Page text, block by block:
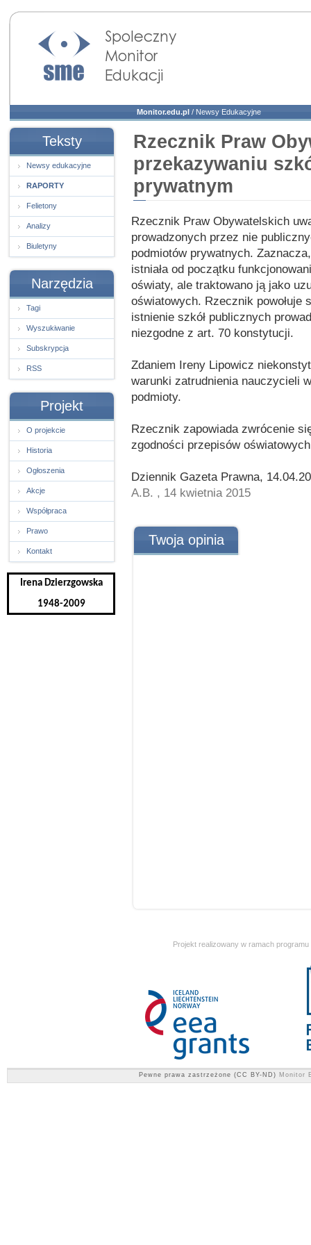
Społeczny Monitor
Edukacji
Monitor.edu.pl / Newsy Edukacyjne
Teksty
Newsy edukacyjne
RAPORTY
Felietony
Analizy
Biuletyny
Narzędzia
Tagi
Wyszukiwanie
Subskrypcja
RSS
Projekt
O projekcie
Historia
Ogłoszenia
Akcje
Współpraca
Prawo
Kontakt
Irena Dzierzgowska
1948-2009
Rzecznik Praw
przekazywaniu
prywatnym
Rzecznik Praw Obywatelskich
prowadzonych przez nie
podmiotów prywatnych.
istniała od początku
oświaty, ale traktowano ją jako
oświatowych. Rzecznik powołuje
istnienie szkół publicznych
niezgodne z art. 70 konstytucji.
Zdaniem Ireny Lipowicz
warunki zatrudnienia nauczycieli
podmioty.
Rzecznik zapowiada zwrócenie
zgodności przepisów
Dziennik Gazeta Prawna,
A.B. , 14 kwietnia 2015
Twoja opinia
Projekt realizowany w ramach
Pewne prawa zastrzeżone (CC BY-ND) Monitor